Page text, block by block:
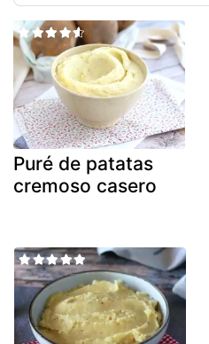
Puré de patatas
cremoso casero